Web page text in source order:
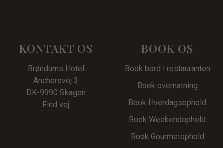
KONTAKT OS
Brøndums Hotel
Anchersvej 3
DK-9990 Skagen
Find vej
BOOK OS
Book bord i restauranten
Book overnatning
Book Hverdagsophold
Book Weekendophold
Book Gourmetophold